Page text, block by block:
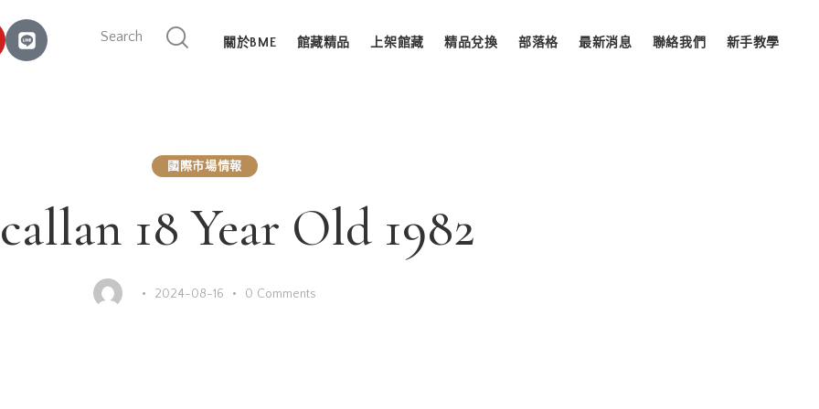
關於BME 館藏精品 上架館藏 精品兌換 部落格 最新消息 聯絡我們 新手教學
國際市場情報
18 Year Old 1982
2024-08-16 0 Comments